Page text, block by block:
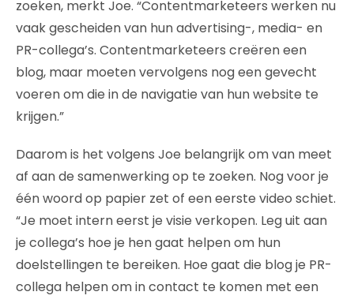
zoeken, merkt Joe. “Contentmarketeers werken nu
vaak gescheiden van hun advertising-, media- en
PR-collega’s. Contentmarketeers creëren een
blog, maar moeten vervolgens nog een gevecht
voeren om die in de navigatie van hun website te
krijgen.”
Daarom is het volgens Joe belangrijk om van meet
af aan de samenwerking op te zoeken. Nog voor je
één woord op papier zet of een eerste video schiet.
“Je moet intern eerst je visie verkopen. Leg uit aan
je collega’s hoe je hen gaat helpen om hun
doelstellingen te bereiken. Hoe gaat die blog je PR-
collega helpen om in contact te komen met een